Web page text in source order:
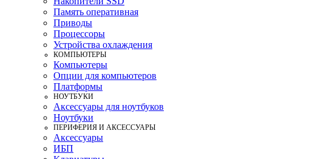
Память оперативная
Приводы
Процессоры
Устройства охлаждения
КОМПЬЮТЕРЫ
Компьютеры
Опции для компьютеров
Платформы
НОУТБУКИ
Аксессуары для ноутбуков
Ноутбуки
ПЕРИФЕРИЯ И АКСЕССУАРЫ
Аксессуары
ИБП